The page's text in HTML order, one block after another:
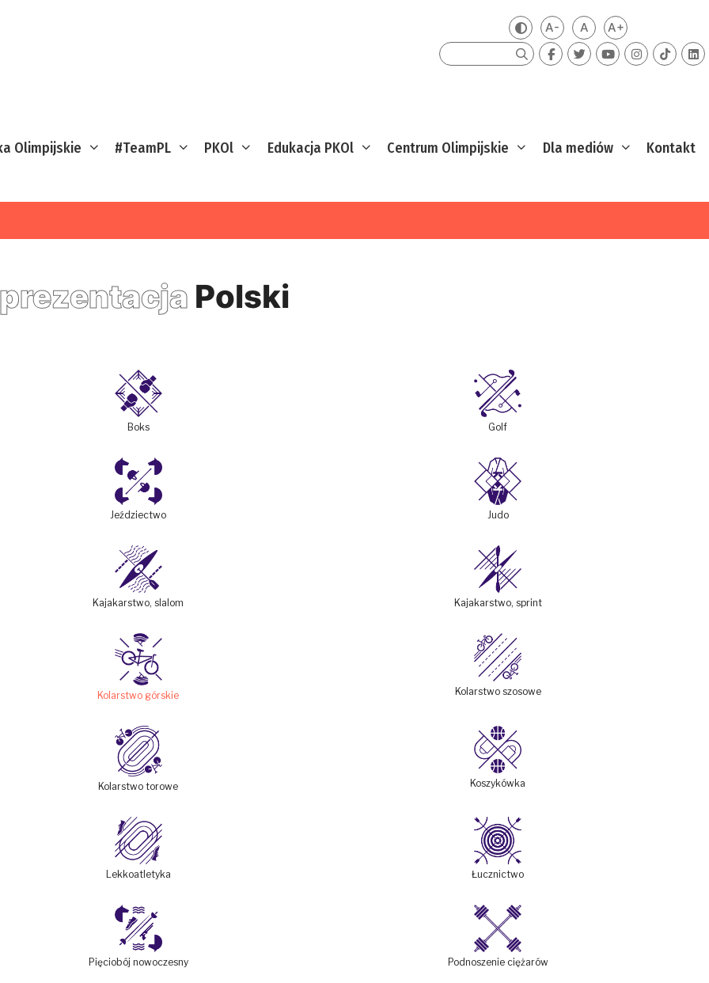
Zmień kontrast
A-Mniejsza czcionka
ADomyślna czcionka
A+Większa
Szukaj
Olimpijskie #TeamPL PKOl Edukacja PKOl Centrum Olimpijskie Dla mediów Kontakt
Polski
Boks Golf
Jeździectwo Judo
Kajakarstwo, slalom Kajakarstwo, sprint
Kolarstwo górskie Kolarstwo szosowe
Kolarstwo torowe Koszykówka
Lekkoatletyka Łucznictwo
Pięciobój nowoczesny Podnoszenie ciężarów